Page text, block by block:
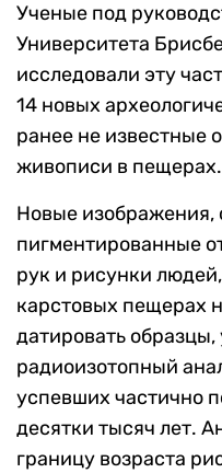
Ученые под
Университета
исследовали эту
14 новых
ранее не известные
живописи в пещерах.
Новые изображения,
пигментированные
рук и рисунки
карстовых пещерах
датировать
радиоизотопный
успевших частично
десятки тысяч лет.
границу возраста